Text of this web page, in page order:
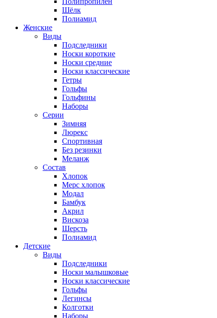
Шёлк
Полиамид
Женские
Виды
Подследники
Носки короткие
Носки средние
Носки классические
Гетры
Гольфы
Гольфины
Наборы
Серии
Зимняя
Люрекс
Спортивная
Без резинки
Меланж
Состав
Хлопок
Мерс хлопок
Модал
Бамбук
Акрил
Вискоза
Шерсть
Полиамид
Детские
Виды
Подследники
Носки малышковые
Носки классические
Гольфы
Легинсы
Колготки
Наборы